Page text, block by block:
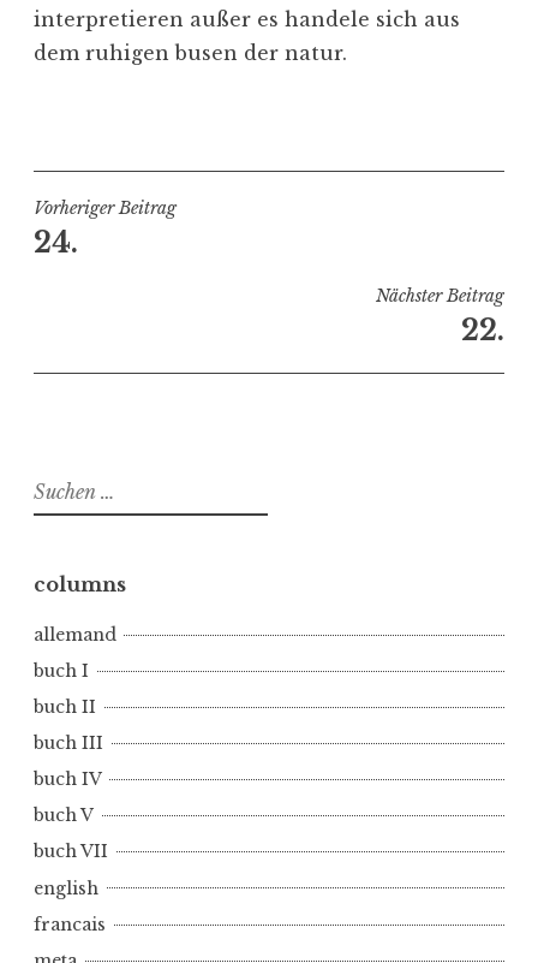
interpretieren außer es handele sich aus
dem ruhigen busen der natur.
r
ö
f
l
t
i
b
c
h
I
n
o
c
a
Beitragsnavigation
Vorheriger Beitrag
24.
Nächster Beitrag
22.
Suchen
nach:
columns
allemand
buch I
buch II
buch III
buch IV
buch V
buch VII
english
francais